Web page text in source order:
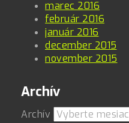
marec 2016
február 2016
január 2016
december 2015
november 2015
Archív
Archív